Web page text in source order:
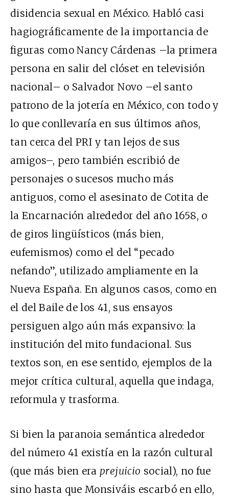
disidencia sexual en México. Habló casi
hagiográficamente de la importancia de
figuras como Nancy Cárdenas –la primera
persona en salir del clóset en televisión
nacional– o Salvador Novo –el santo
patrono de la jotería en México, con todo y
lo que conllevaría en sus últimos años,
tan cerca del PRI y tan lejos de sus
amigos–, pero también escribió de
personajes o sucesos mucho más
antiguos, como el asesinato de Cotita de
la Encarnación alrededor del año 1658, o
de giros lingüísticos (más bien,
eufemismos) como el del “pecado
nefando”, utilizado ampliamente en la
Nueva España. En algunos casos, como en
el del Baile de los 41, sus ensayos
persiguen algo aún más expansivo: la
institución del mito fundacional. Sus
textos son, en ese sentido, ejemplos de la
mejor crítica cultural, aquella que indaga,
reformula y trasforma.
Si bien la paranoia semántica alrededor
del número 41 existía en la razón cultural
(que más bien era prejuicio social), no fue
sino hasta que Monsiváis escarbó en ello,